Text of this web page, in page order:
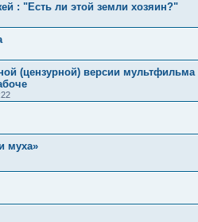
: "Есть ли этой земли хозяин?"
(цензурной) версии
муха»